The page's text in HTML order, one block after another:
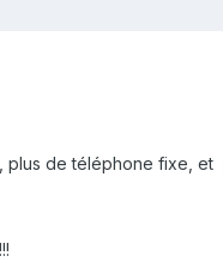
plus de téléphone fixe,